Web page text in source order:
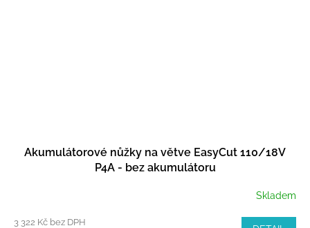
Akumulátorové nůžky na větve EasyCut 110/18V
P4A - bez akumulátoru
Skladem
3 322 Kč bez DPH